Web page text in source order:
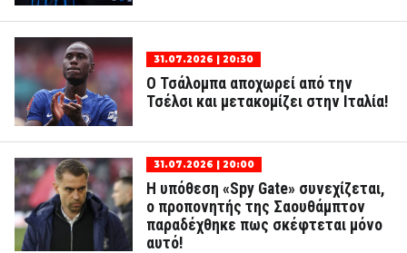
31.07.2026 | 20:30
Ο Τσάλομπα αποχωρεί από την
Τσέλσι και μετακομίζει στην Ιταλία!
31.07.2026 | 20:00
Η υπόθεση «Spy Gate» συνεχίζεται,
ο προπονητής της Σαουθάμπτον
παραδέχθηκε πως σκέφτεται μόνο
αυτό!